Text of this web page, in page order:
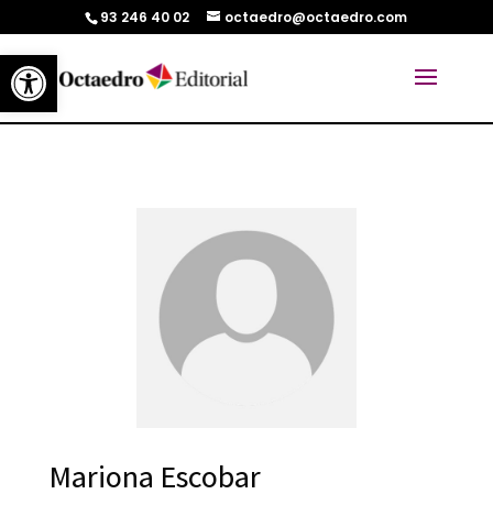
Abrir barra de herramientas
93 246 40 02 octaedro@octaedro.com
Mariona Escobar